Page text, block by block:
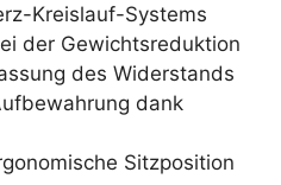
Kreislauf-Systems
der Gewichtsreduktion
des Widerstands
dank
Sitzposition